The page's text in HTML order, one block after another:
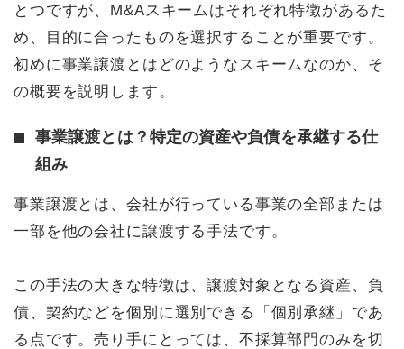
とつですが、M&Aスキームはそれぞれ特徴があるた
め、目的に合ったものを選択することが重要です。
初めに事業譲渡とはどのようなスキームなのか、そ
の概要を説明します。
事業譲渡とは？特定の資産や負債を承継する仕
組み
事業譲渡とは、会社が行っている事業の全部または
一部を他の会社に譲渡する手法です。
この手法の大きな特徴は、譲渡対象となる資産、負
債、契約などを個別に選別できる「個別承継」であ
る点です。売り手にとっては、不採算部門のみを切